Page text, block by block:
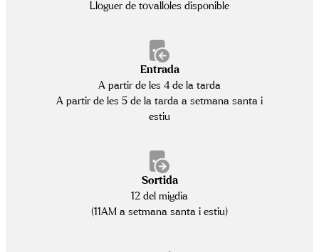
Lloguer de tovalloles disponible
Entrada
A partir de les 4 de la tarda
A partir de les 5 de la tarda a setmana santa i
estiu
Sortida
12 del migdia
(11AM a setmana santa i estiu)